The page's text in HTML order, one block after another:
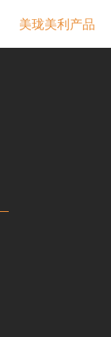
美珑美利产品